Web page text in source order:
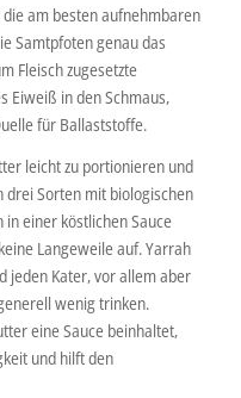
am besten aufnehmbaren
Samtpfoten genau das
Fleisch zugesetzte
Eiweiß in den Schmaus,
für Ballaststoffe.
leicht zu portionieren und
drei Sorten mit biologischen
in einer köstlichen Sauce
Langeweile auf. Yarrah
jeden Kater, vor allem aber
wenig trinken.
eine Sauce beinhaltet,
und hilft den